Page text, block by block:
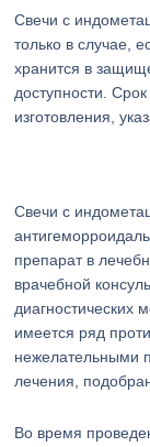
Свечи с
только в случае,
хранится в
доступности.
изготовления,
Свечи с
препарат в
врачебной
диагностических
имеется ряд
нежелательными
лечения,
Во время